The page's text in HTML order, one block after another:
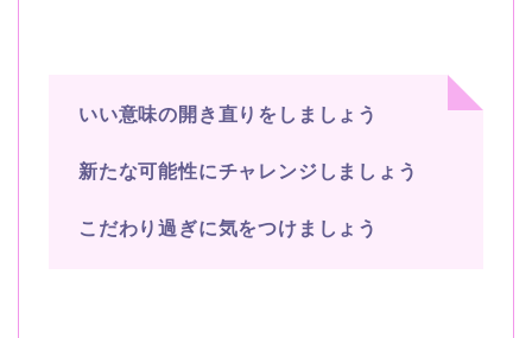
いい意味の開き直りをしましょう
新たな可能性にチャレンジしましょう
こだわり過ぎに気をつけましょう